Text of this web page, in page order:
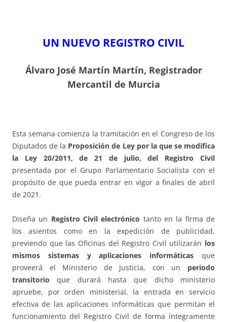
UN NUEVO REGISTRO CIVIL
Álvaro José Martín Martín, Registrador
Mercantil de Murcia
Esta semana comienza la tramitación en el Congreso de los
Diputados de la Proposición de Ley por la que se modifica
la Ley 20/2011, de 21 de julio, del Registro Civil
presentada por el Grupo Parlamentario Socialista con el
propósito de que pueda entrar en vigor a finales de abril
de 2021.
Diseña un Registro Civil electrónico tanto en la firma de
los asientos como en la expedición de publicidad,
previendo que las Oficinas del Registro Civil utilizarán los
mismos sistemas y aplicaciones informáticas que
proveerá el Ministerio de Justicia, con un periodo
transitorio que durará hasta que dicho ministerio
apruebe, por orden ministerial, la entrada en servicio
efectiva de las aplicaciones informáticas que permitan el
funcionamiento del Registro Civil de forma íntegramente